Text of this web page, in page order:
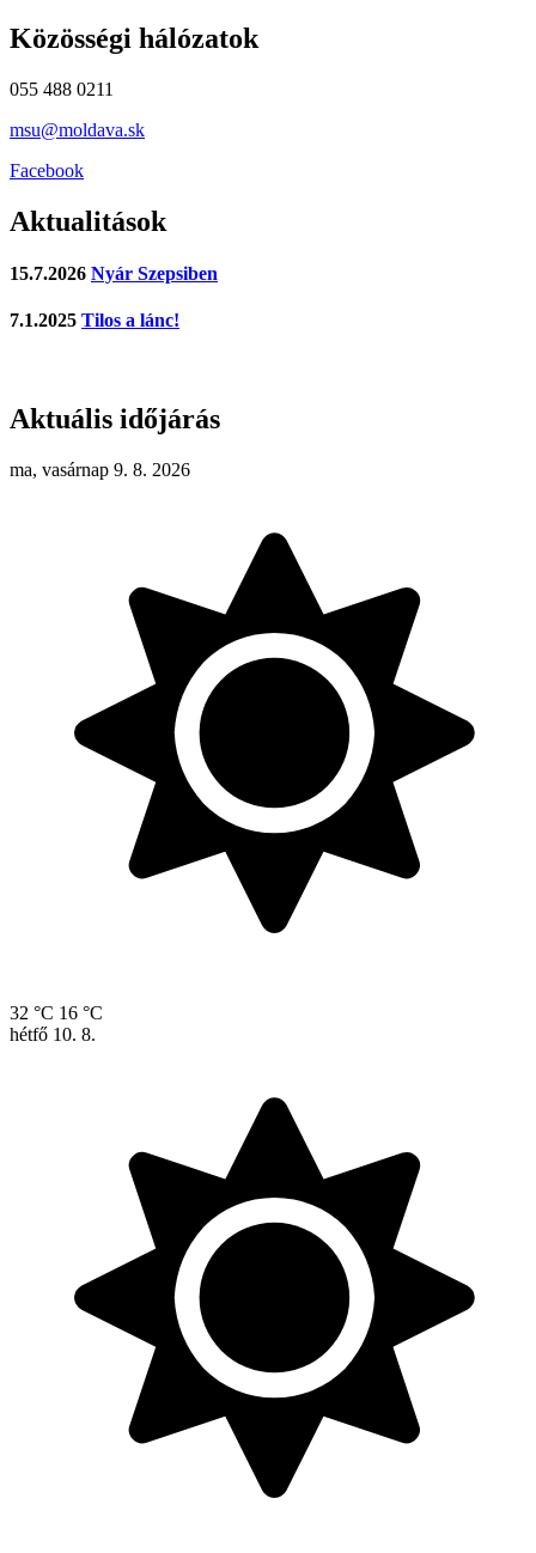
Közösségi hálózatok
055 488 0211
msu@moldava.sk
Facebook
Aktualitások
15.7.2026 Nyár Szepsiben
7.1.2025 Tilos a lánc!
Aktuális időjárás
ma, vasárnap 9. 8. 2026
32 °C 16 °C
hétfő 10. 8.